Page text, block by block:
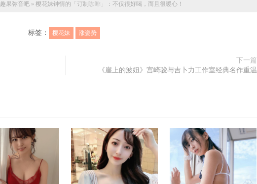
趣果弥音吧 » 樱花妹钟情的「订制咖啡」：不仅很好喝，而且很暖心！
标签： 樱花妹 涨姿势
下一篇
《崖上的波妞》宫崎骏与吉卜力工作室经典名作重温